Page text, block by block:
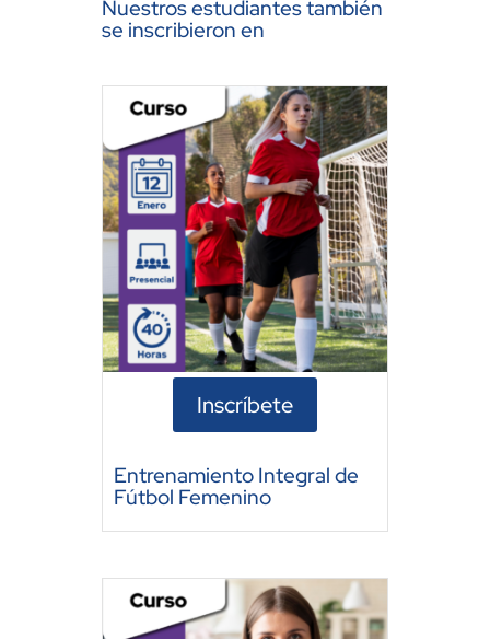
Nuestros estudiantes también
se inscribieron en
Inscríbete
Entrenamiento Integral de
Fútbol Femenino